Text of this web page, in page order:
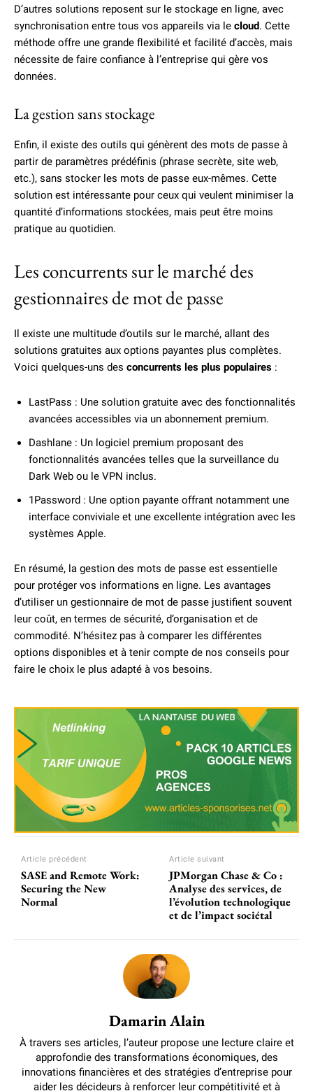
D’autres solutions reposent sur le stockage en ligne, avec
synchronisation entre tous vos appareils via le cloud. Cette
méthode offre une grande flexibilité et facilité d’accès, mais
nécessite de faire confiance à l’entreprise qui gère vos
données.
La gestion sans stockage
Enfin, il existe des outils qui génèrent des mots de passe à
partir de paramètres prédéfinis (phrase secrète, site web,
etc.), sans stocker les mots de passe eux-mêmes. Cette
solution est intéressante pour ceux qui veulent minimiser la
quantité d’informations stockées, mais peut être moins
pratique au quotidien.
Les concurrents sur le marché des
gestionnaires de mot de passe
Il existe une multitude d’outils sur le marché, allant des
solutions gratuites aux options payantes plus complètes.
Voici quelques-uns des concurrents les plus populaires :
LastPass : Une solution gratuite avec des fonctionnalités
avancées accessibles via un abonnement premium.
Dashlane : Un logiciel premium proposant des
fonctionnalités avancées telles que la surveillance du
Dark Web ou le VPN inclus.
1Password : Une option payante offrant notamment une
interface conviviale et une excellente intégration avec les
systèmes Apple.
En résumé, la gestion des mots de passe est essentielle
pour protéger vos informations en ligne. Les avantages
d’utiliser un gestionnaire de mot de passe justifient souvent
leur coût, en termes de sécurité, d’organisation et de
commodité. N’hésitez pas à comparer les différentes
options disponibles et à tenir compte de nos conseils pour
faire le choix le plus adapté à vos besoins.
Article précédent
SASE and Remote Work:
Securing the New
Normal
Article suivant
JPMorgan Chase & Co :
Analyse des services, de
l’évolution technologique
et de l’impact sociétal
Damarin Alain
À travers ses articles, l’auteur propose une lecture claire et
approfondie des transformations économiques, des
innovations financières et des stratégies d’entreprise pour
aider les décideurs à renforcer leur compétitivité et à